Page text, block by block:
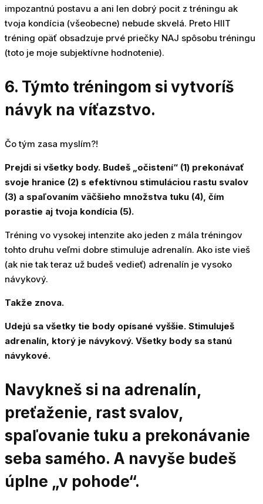
impozantnú postavu a ani len dobrý pocit z tréningu ak
tvoja kondícia (všeobecne) nebude skvelá. Preto HIIT
tréning opäť obsadzuje prvé priečky NAJ spôsobu tréningu
(toto je moje subjektívne hodnotenie).
6. Týmto tréningom si vytvoríš
návyk na víťazstvo.
Čo tým zasa myslím?!
Prejdi si všetky body. Budeš „očistení“ (1) prekonávať
svoje hranice (2) s efektívnou stimuláciou rastu svalov
(3) a spaľovaním väčšieho množstva tuku (4), čím
porastie aj tvoja kondícia (5).
Tréning vo vysokej intenzite ako jeden z mála tréningov
tohto druhu veľmi dobre stimuluje adrenalín. Ako iste vieš
(ak nie tak teraz už budeš vedieť) adrenalín je vysoko
návykový.
Takže znova.
Udejú sa všetky tie body opísané vyššie. Stimuluješ
adrenalín, ktorý je návykový. Všetky body sa stanú
návykové.
Navykneš si na adrenalín,
preťaženie, rast svalov,
spaľovanie tuku a prekonávanie
seba samého. A navyše budeš
úplne „v pohode“.